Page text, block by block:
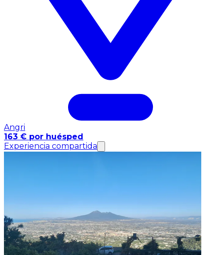
Angri
163 € por huésped
Experiencia compartida